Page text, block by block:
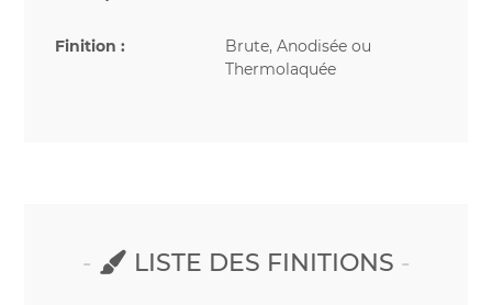
Finition :
Brute, Anodisée ou
Thermolaquée
LISTE DES FINITIONS